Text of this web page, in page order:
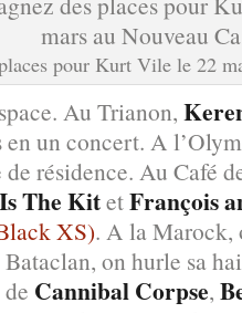
pour Kurt Vile le 22
Au Trianon,
en un concert. A
résidence. Au Café
The KitetFrançois
XS). A la Marock,
on hurle sa
Cannibal Corpse,